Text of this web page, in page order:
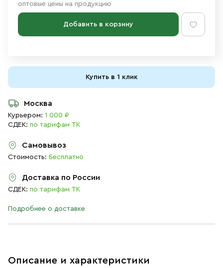
оптовые цены на продукцию
Добавить в корзину
Купить в 1 клик
Москва
Курьером: 1 000 ₽
СДЕК: по тарифам ТК
Самовывоз
Стоимость: Бесплатно
Доставка по России
СДЕК: по тарифам ТК
Подробнее о доставке
Описание и характеристики